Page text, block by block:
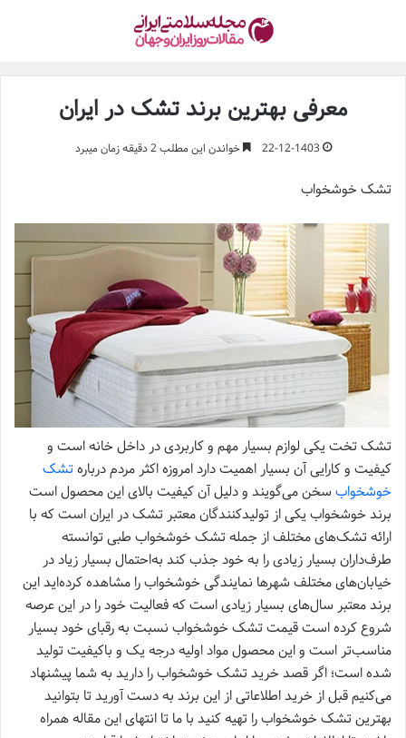
معرفی بهترین برند تشک در ایران
22-12-1403 خواندن این مطلب 2 دقیقه زمان میبرد
تشک خوشخواب
تشک تخت یکی لوازم بسیار مهم و کاربردی در داخل خانه است و
کیفیت و کارایی آن بسیار اهمیت دارد امروزه اکثر مردم دربارهتشک
خوشخواب سخن می‌گویند و دلیل آن کیفیت بالای این محصول است
برند خوشخواب یکی از تولیدکنندگان معتبر تشک در ایران است که با
ارائه تشک‌های مختلف از جمله تشک خوشخواب طبی توانسته
طرف‌داران بسیار زیادی را به خود جذب کند به‌احتمال بسیار زیاد در
خیابان‌های مختلف شهرها نمایندگی خوشخواب را مشاهده کرده‌اید این
برند معتبر سال‌های بسیار زیادی است که فعالیت خود را در این عرصه
شروع کرده است قیمت تشک خوشخواب نسبت به رقبای خود بسیار
مناسب‌تر است و این محصول مواد اولیه درجه یک و باکیفیت تولید
شده است؛ اگر قصد خرید تشک خوشخواب را دارید به شما پیشنهاد
می‌کنیم قبل از خرید اطلاعاتی از این برند به دست آورید تا بتوانید
بهترین تشک خوشخواب را تهیه کنید با ما تا انتهای این مقاله همراه